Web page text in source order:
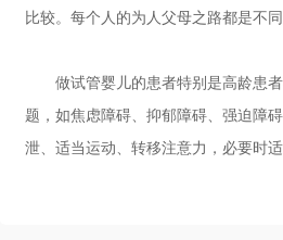
比较。每个人的为人父母之路都是不同
做试管婴儿的患者特别是高龄患者
题，如焦虑障碍、抑郁障碍、强迫障
泄、适当运动、转移注意力，必要时